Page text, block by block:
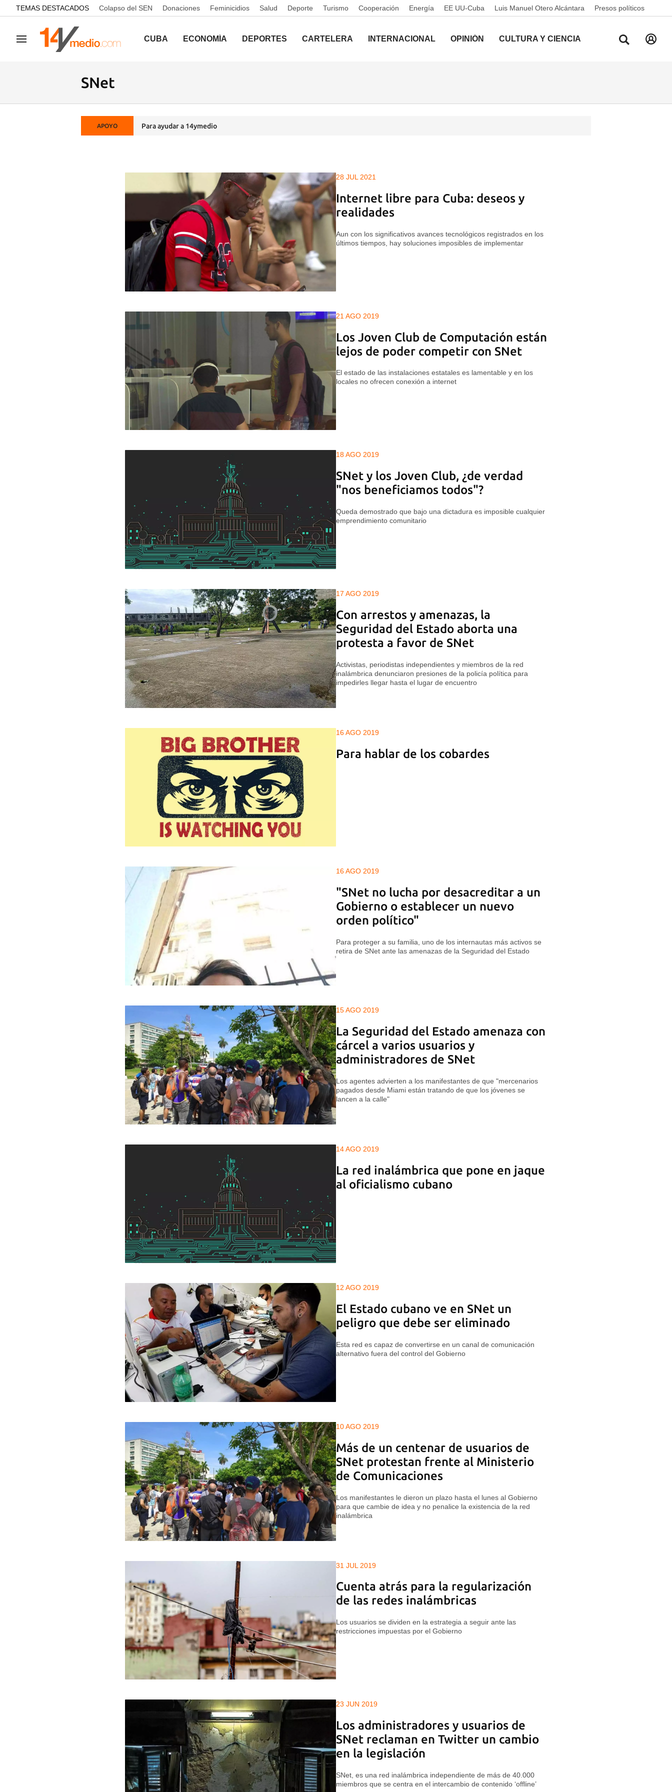
common.go-to-content
TEMAS DESTACADOS Colapso del SEN Donaciones Feminicidios Salud Deporte Turismo Cooperación Energía EE UU-Cuba Luis Manuel Otero Alcántara Presos políticos
Navegación CUBA ECONOMÍA DEPORTES CARTELERA INTERNACIONAL OPINIÓN CULTURA Y CIENCIA
SNet
APOYO Para ayudar a 14ymedio
28 JUL 2021
Internet libre para Cuba: deseos y
realidades
Aun con los significativos avances tecnológicos registrados en los
últimos tiempos, hay soluciones imposibles de implementar
21 AGO 2019
Los Joven Club de Computación están
lejos de poder competir con SNet
El estado de las instalaciones estatales es lamentable y en los
locales no ofrecen conexión a internet
18 AGO 2019
SNet y los Joven Club, ¿de verdad
"nos beneficiamos todos"?
Queda demostrado que bajo una dictadura es imposible cualquier
emprendimiento comunitario
17 AGO 2019
Con arrestos y amenazas, la
Seguridad del Estado aborta una
protesta a favor de SNet
Activistas, periodistas independientes y miembros de la red
inalámbrica denunciaron presiones de la policía política para
impedirles llegar hasta el lugar de encuentro
16 AGO 2019
Para hablar de los cobardes
16 AGO 2019
"SNet no lucha por desacreditar a un
Gobierno o establecer un nuevo
orden político"
Para proteger a su familia, uno de los internautas más activos se
retira de SNet ante las amenazas de la Seguridad del Estado
15 AGO 2019
La Seguridad del Estado amenaza con
cárcel a varios usuarios y
administradores de SNet
Los agentes advierten a los manifestantes de que "mercenarios
pagados desde Miami están tratando de que los jóvenes se
lancen a la calle"
14 AGO 2019
La red inalámbrica que pone en jaque
al oficialismo cubano
12 AGO 2019
El Estado cubano ve en SNet un
peligro que debe ser eliminado
Esta red es capaz de convertirse en un canal de comunicación
alternativo fuera del control del Gobierno
10 AGO 2019
Más de un centenar de usuarios de
SNet protestan frente al Ministerio
de Comunicaciones
Los manifestantes le dieron un plazo hasta el lunes al Gobierno
para que cambie de idea y no penalice la existencia de la red
inalámbrica
31 JUL 2019
Cuenta atrás para la regularización
de las redes inalámbricas
Los usuarios se dividen en la estrategia a seguir ante las
restricciones impuestas por el Gobierno
23 JUN 2019
Los administradores y usuarios de
SNet reclaman en Twitter un cambio
en la legislación
SNet, es una red inalámbrica independiente de más de 40.000
miembros que se centra en el intercambio de contenido ‘offline’